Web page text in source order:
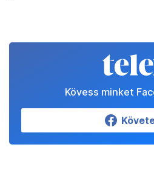
Kövess minket